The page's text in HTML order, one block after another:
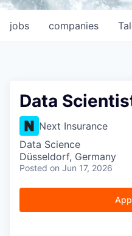
jobs companies
Data
Next Insurance
Data Science
Düsseldorf, Germany
Posted on Jun 17, 2026